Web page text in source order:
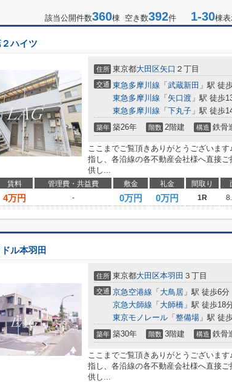
該当公開件数360棟 空き数392件 1-30棟
ハイツ
住所 東京都大田区矢口 ２丁目
交通 東急多摩川線 「 武蔵新田 」駅 徒
東急多摩川線 「 矢口渡 」駅 徒歩
東急多摩川線 「 下丸子 」駅 徒歩
築年 築26年 階数 2階建 構造 鉄骨
ここまでご覧頂きありがとうございま
指し、各沿線の各不動産会社様へ直接
供し...
賃料 管理費・共益費 敷金 礼金 間取り
4万円 - 0万円 0万円 1R
ル本羽田
住所 東京都大田区本羽田 ３丁目
交通 京急空港線 「 大鳥居 」駅 徒歩6分
京急大師線 「 大師橋 」駅 徒歩18
東京モノレール 「 整備場 」駅 徒
築年 築30年 階数 3階建 構造 鉄骨
ここまでご覧頂きありがとうございま
指し、各沿線の各不動産会社様へ直接
供し...